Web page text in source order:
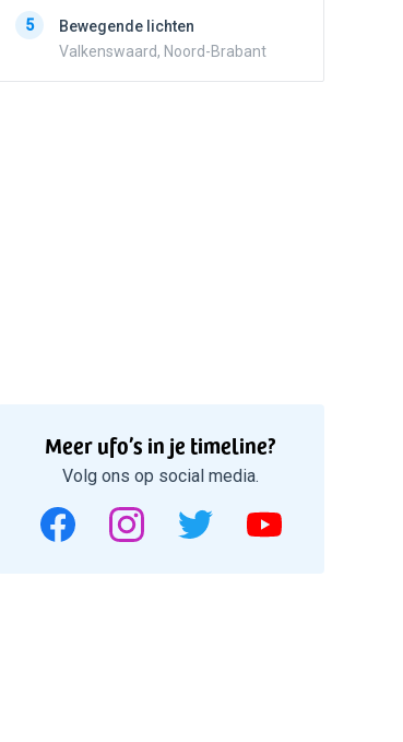
5
Bewegende lichten
Valkenswaard, Noord-Brabant
Meer ufo’s in je timeline?
Volg ons op social media.